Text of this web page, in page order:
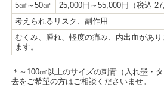
5㎠～50㎠
25,000円～55,000円（税込
考えられるリスク、副作用
むくみ、腫れ、軽度の痛み、内出血があ
ます。
＊～100㎠以上のサイズの刺青（入れ墨・
去をご希望の方はご相談くださいませ。